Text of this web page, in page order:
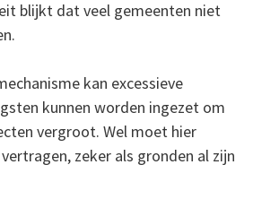
blijkt dat veel gemeenten niet
kan excessieve
kunnen worden ingezet om
vergroot. Wel moet hier
zeker als gronden al zijn